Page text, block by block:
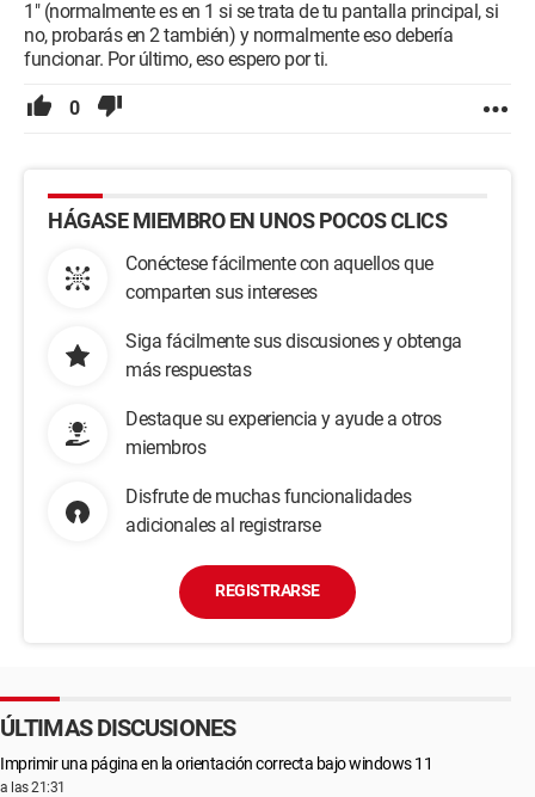
1" (normalmente es en 1 si se trata de tu pantalla principal, si
no, probarás en 2 también) y normalmente eso debería
funcionar. Por último, eso espero por ti.
0
HÁGASE MIEMBRO EN UNOS POCOS CLICS
Conéctese fácilmente con aquellos que
comparten sus intereses
Siga fácilmente sus discusiones y obtenga
más respuestas
Destaque su experiencia y ayude a otros
miembros
Disfrute de muchas funcionalidades
adicionales al registrarse
REGISTRARSE
ÚLTIMAS DISCUSIONES
Imprimir una página en la orientación correcta bajo windows 11
a las 21:31